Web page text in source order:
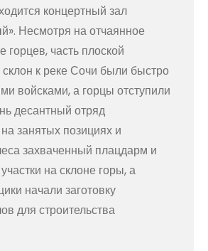
концертный зал
Несмотря на отчаянное
горцев, часть плоской
к реке Сочи были быстро
войсками, а горцы отступили
десантный отряд
занятых позициях и
захваченный плацдарм и
на склоне горы, а
начали заготовку
для строительства